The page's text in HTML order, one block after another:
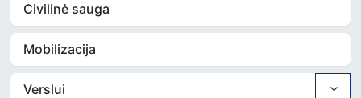
Civilinė sauga
Mobilizacija
Verslui